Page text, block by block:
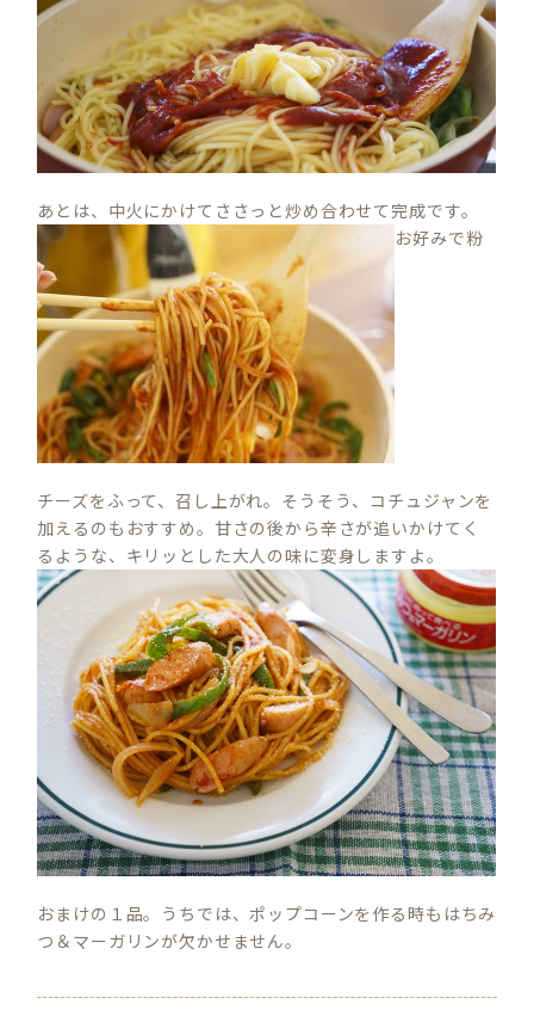
あとは、中火にかけてささっと炒め合わせて完成です。
お好みで粉
チーズをふって、召し上がれ。そうそう、コチュジャンを
加えるのもおすすめ。甘さの後から辛さが追いかけてく
るような、キリッとした大人の味に変身しますよ。
おまけの１品。うちでは、ポップコーンを作る時もはちみ
つ＆マーガリンが欠かせません。